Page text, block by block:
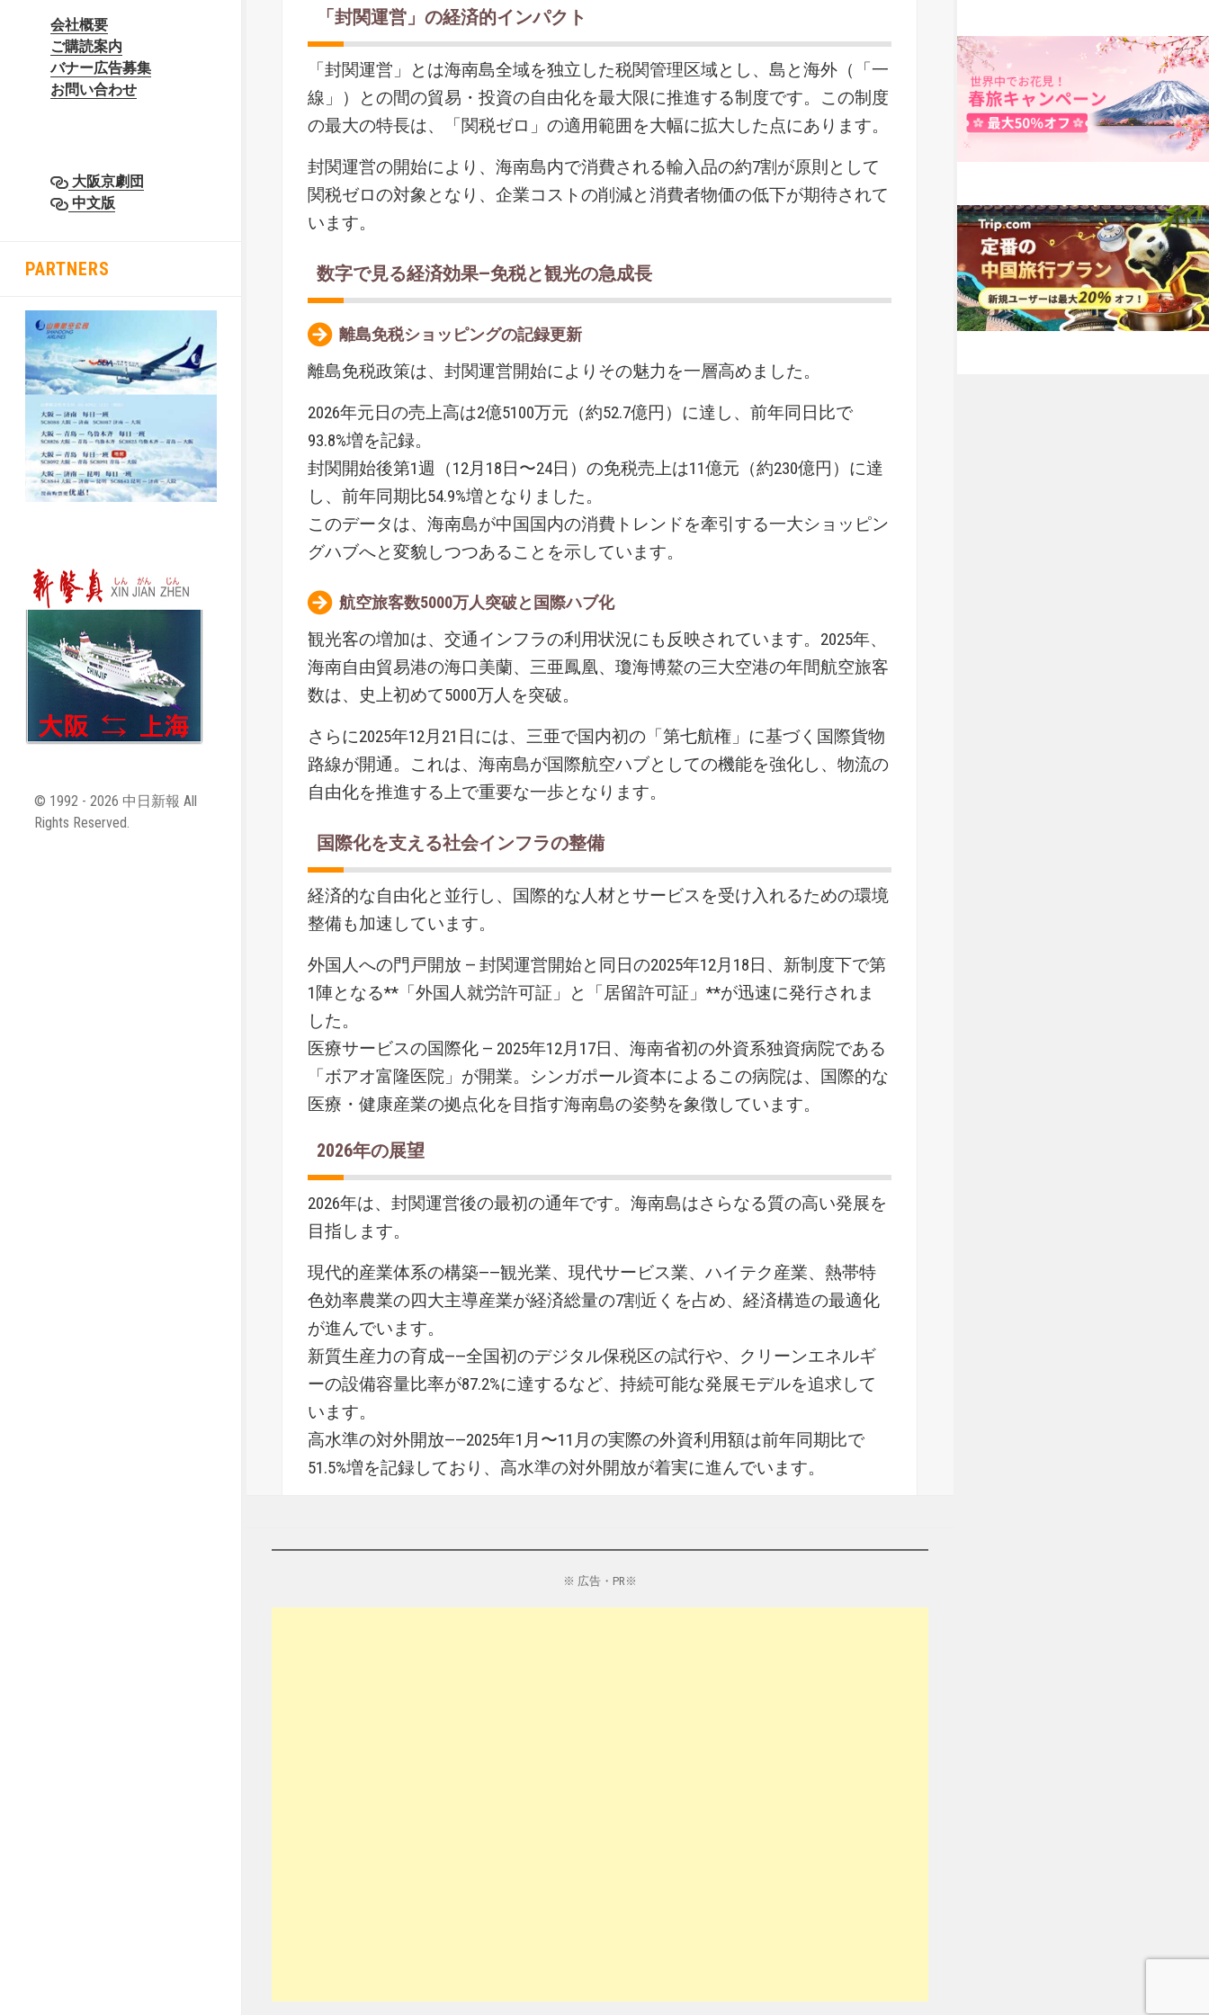
会社概要
ご購読案内
バナー広告募集
お問い合わせ
大阪京劇団
中文版
PARTNERS
© 1992 - 2026 中日新報 All
Rights Reserved.
「封関運営」の経済的インパクト
「封関運営」とは海南島全域を独立した税関管理区域とし、島と海外（「一
線」）との間の貿易・投資の自由化を最大限に推進する制度です。この制度
の最大の特長は、「関税ゼロ」の適用範囲を大幅に拡大した点にあります。
封関運営の開始により、海南島内で消費される輸入品の約7割が原則として
関税ゼロの対象となり、企業コストの削減と消費者物価の低下が期待されて
います。
数字で見る経済効果—免税と観光の急成長
離島免税ショッピングの記録更新
離島免税政策は、封関運営開始によりその魅力を一層高めました。
2026年元日の売上高は2億5100万元（約52.7億円）に達し、前年同日比で
93.8%増を記録。
封関開始後第1週（12月18日〜24日）の免税売上は11億元（約230億円）に達
し、前年同期比54.9%増となりました。
このデータは、海南島が中国国内の消費トレンドを牽引する一大ショッピン
グハブへと変貌しつつあることを示しています。
航空旅客数5000万人突破と国際ハブ化
観光客の増加は、交通インフラの利用状況にも反映されています。2025年、
海南自由貿易港の海口美蘭、三亜鳳凰、瓊海博鰲の三大空港の年間航空旅客
数は、史上初めて5000万人を突破。
さらに2025年12月21日には、三亜で国内初の「第七航権」に基づく国際貨物
路線が開通。これは、海南島が国際航空ハブとしての機能を強化し、物流の
自由化を推進する上で重要な一歩となります。
国際化を支える社会インフラの整備
経済的な自由化と並行し、国際的な人材とサービスを受け入れるための環境
整備も加速しています。
外国人への門戸開放 — 封関運営開始と同日の2025年12月18日、新制度下で第
1陣となる**「外国人就労許可証」と「居留許可証」**が迅速に発行されま
した。
医療サービスの国際化 — 2025年12月17日、海南省初の外資系独資病院である
「ボアオ富隆医院」が開業。シンガポール資本によるこの病院は、国際的な
医療・健康産業の拠点化を目指す海南島の姿勢を象徴しています。
2026年の展望
2026年は、封関運営後の最初の通年です。海南島はさらなる質の高い発展を
目指します。
現代的産業体系の構築——観光業、現代サービス業、ハイテク産業、熱帯特
色効率農業の四大主導産業が経済総量の7割近くを占め、経済構造の最適化
が進んでいます。
新質生産力の育成——全国初のデジタル保税区の試行や、クリーンエネルギ
ーの設備容量比率が87.2%に達するなど、持続可能な発展モデルを追求して
います。
高水準の対外開放——2025年1月〜11月の実際の外資利用額は前年同期比で
51.5%増を記録しており、高水準の対外開放が着実に進んでいます。
※ 広告・PR※